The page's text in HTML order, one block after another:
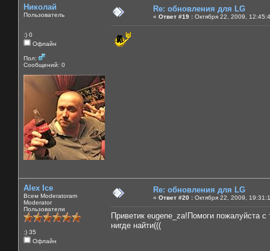
Николай
Пользователь
:) 0
Офлайн
Пол:
Сообщений: 0
Re: обновления для LG
« Ответ #19 : Октября 22, 2009,
Alex Ice
Всем Moderatoram
Moderator
Пользователи
:) 35
Офлайн
Re: обновления для LG
« Ответ #20 : Октября 22, 2009,
Приветик eugene_za!Помоги пожалуйста
нигде найти(((